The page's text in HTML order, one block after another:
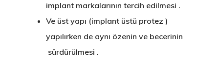
implant markalarının tercih edilmesi .
Ve üst yapı (implant üstü protez )
yapılırken de aynı özenin ve becerinin
sürdürülmesi .